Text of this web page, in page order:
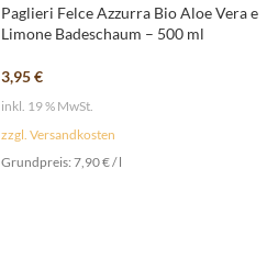
Paglieri Felce Azzurra Bio Aloe Vera e
Limone Badeschaum – 500 ml
3,95€
inkl. 19 % MwSt.
zzgl. Versandkosten
Grundpreis: 7,90€/l